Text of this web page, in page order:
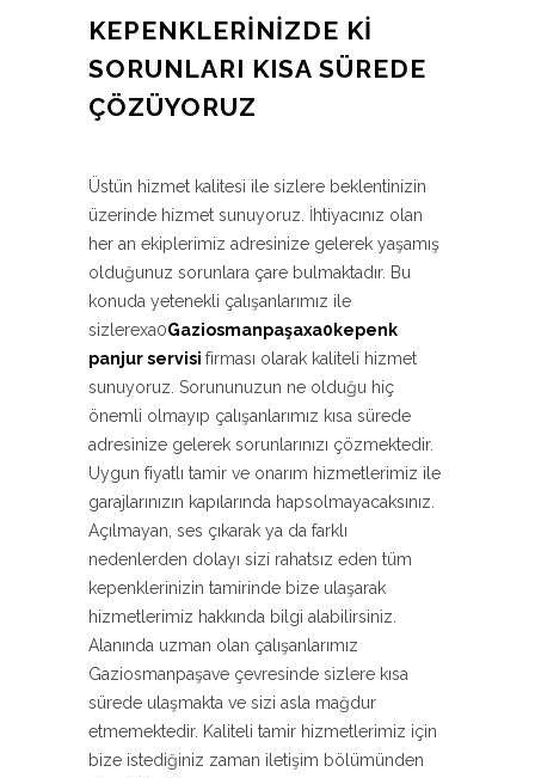
KEPENKLERINIZDE KI
SORUNLARI KISA SÜREDE
ÇÖZÜYORUZ
Üstün hizmet kalitesi ile sizlere beklentinizin
üzerinde hizmet sunuyoruz. İhtiyacınız olan
her an ekiplerimiz adresinize gelerek yaşamış
olduğunuz sorunlara çare bulmaktadır. Bu
konuda yetenekli çalışanlarımız ile
sizlerexa0Gaziosmanpaşaxa0kepenk
panjur servisi firması olarak kaliteli hizmet
sunuyoruz. Sorununuzun ne olduğu hiç
önemli olmayıp çalışanlarımız kısa sürede
adresinize gelerek sorunlarınızı çözmektedir.
Uygun fiyatlı tamir ve onarım hizmetlerimiz ile
garajlarınızın kapılarında hapsolmayacaksınız.
Açılmayan, ses çıkarak ya da farklı
nedenlerden dolayı sizi rahatsız eden tüm
kepenklerinizin tamirinde bize ulaşarak
hizmetlerimiz hakkında bilgi alabilirsiniz.
Alanında uzman olan çalışanlarımız
Gaziosmanpaşave çevresinde sizlere kısa
sürede ulaşmakta ve sizi asla mağdur
etmemektedir. Kaliteli tamir hizmetlerimiz için
bize istediğiniz zaman iletişim bölümünden